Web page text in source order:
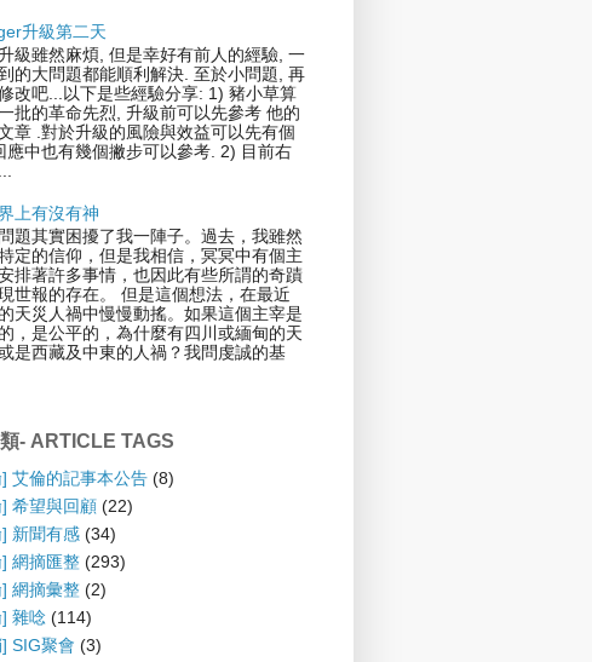
升級第二天
級雖然麻煩, 但是幸好有前人的經驗, 一
的大問題都能順利解決. 至於小問題, 再
改吧...以下是些經驗分享: 1) 豬小草算
批的革命先烈, 升級前可以先參考 他的
章 .對於升級的風險與效益可以先有個
應中也有幾個撇步可以參考. 2) 目前右
上有沒有神
題其實困擾了我一陣子。過去，我雖然
定的信仰，但是我相信，冥冥中有個主
排著許多事情，也因此有些所謂的奇蹟
世報的存在。 但是這個想法，在最近
天災人禍中慢慢動搖。如果這個主宰是
，是公平的，為什麼有四川或緬甸的天
是西藏及中東的人禍？我問虔誠的基
- ARTICLE TAGS
艾倫的記事本公告 (8)
希望與回顧 (22)
新聞有感 (34)
網摘匯整 (293)
網摘彙整 (2)
雜唸 (114)
SIG聚會 (3)